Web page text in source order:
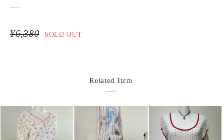
¥6,380 SOLD OUT
Related Item